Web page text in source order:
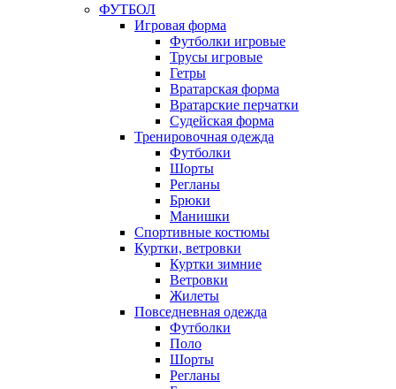
ФУТБОЛ
Игровая форма
Футболки игровые
Трусы игровые
Гетры
Вратарская форма
Вратарские перчатки
Судейская форма
Тренировочная одежда
Футболки
Шорты
Регланы
Брюки
Манишки
Спортивные костюмы
Куртки, ветровки
Куртки зимние
Ветровки
Жилеты
Повседневная одежда
Футболки
Поло
Шорты
Регланы